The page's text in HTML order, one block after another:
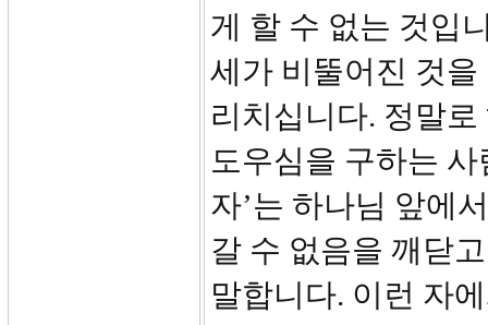
게 할 수 없는 것입
세가 비뚤어진 것
리치십니다. 정말
도우심을 구하는
자’는 하나님 앞에
갈 수 없음을 깨닫
말합니다. 이런 자